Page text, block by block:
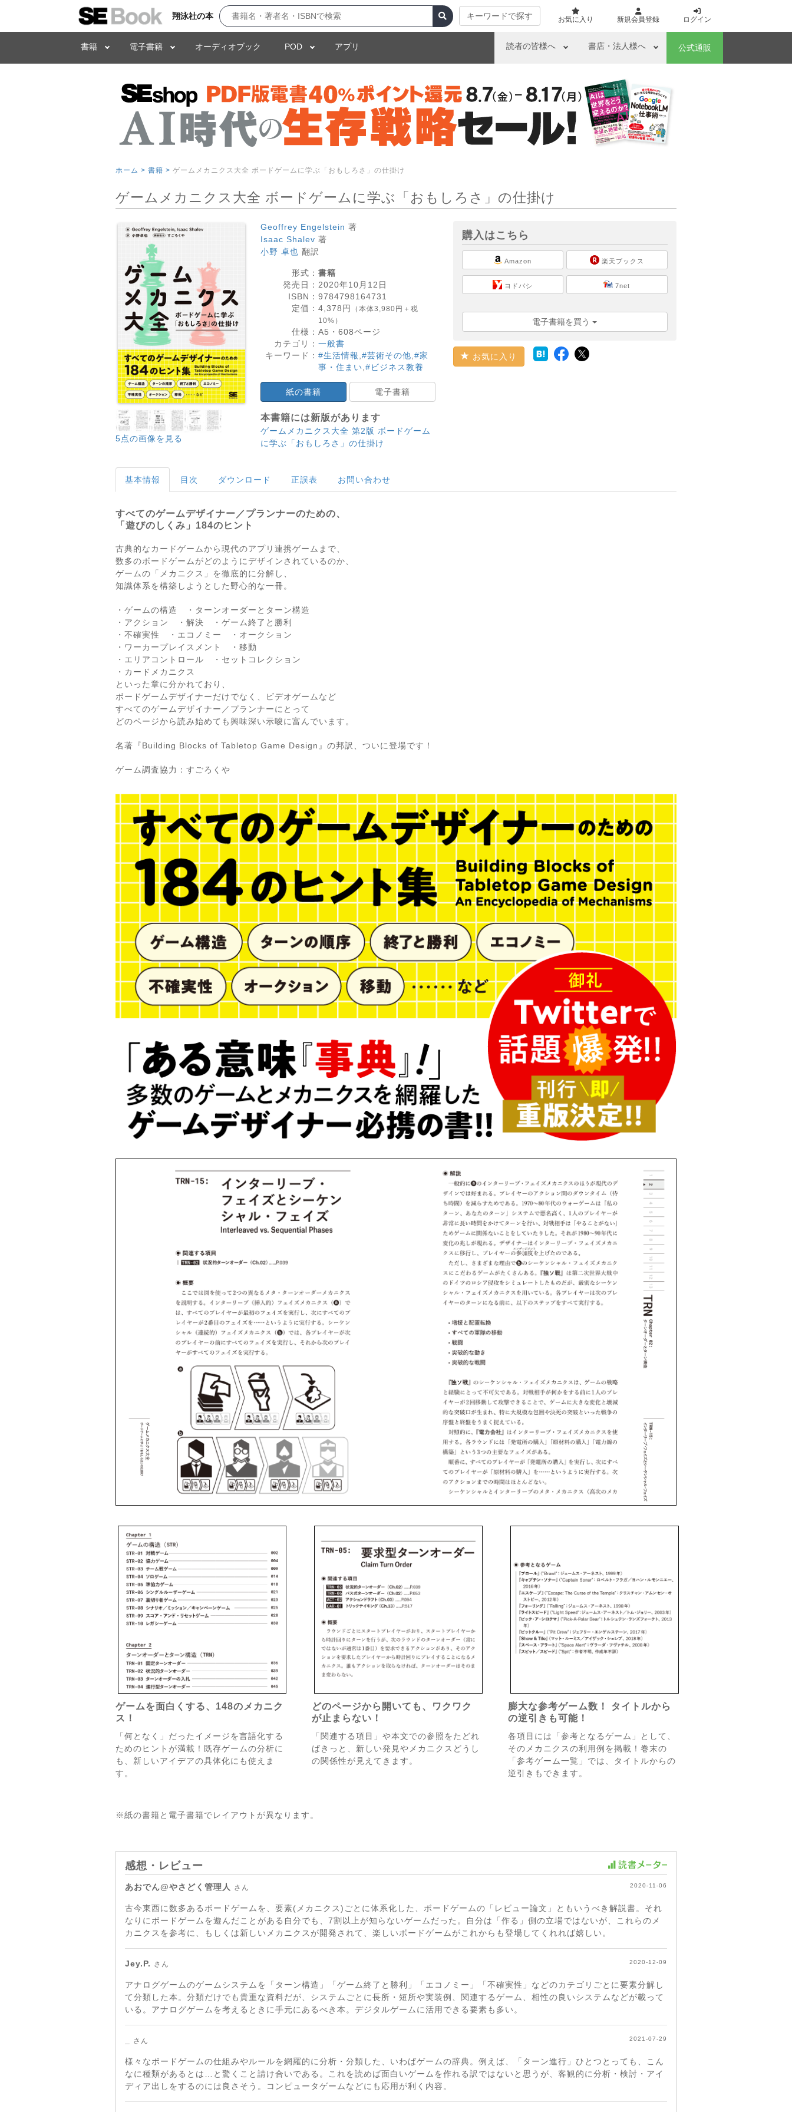
翔泳社の本 キーワードで探す お気に入り 新規会員登録 ログイン
書籍 電子書籍 オーディオブック POD アプリ 読者の皆様へ 書店・法人様へ 公式通販
ホーム > 書籍 > ゲームメカニクス大全 ボードゲームに学ぶ「おもしろさ」の仕掛け
ゲームメカニクス大全 ボードゲームに学ぶ「おもしろさ」の仕掛け
5点の画像を見る
Geoffrey Engelstein 著
Isaac Shalev 著
小野 卓也 翻訳
形式： 書籍
発売日： 2020年10月12日
ISBN： 9784798164731
定価： 4,378 円
（本体3,980円＋税
10%）
仕様： A5・ 608ページ
カテゴリ： 一般書
キーワード： #生活情報 #芸術その他 #家
事・住まい #ビジネス教養
紙の書籍 電子書籍
本書籍には新版があります
ゲームメカニクス大全 第2版 ボードゲーム
に学ぶ「おもしろさ」の仕掛け
購入はこちら
Amazon
ヨドバシ
楽天ブックス
7net
電子書籍を買う
お気に入り
基本情報 目次 ダウンロード 正誤表 お問い合わせ
すべてのゲームデザイナー／プランナーのための、
「遊びのしくみ」184のヒント
古典的なカードゲームから現代のアプリ連携ゲームまで、
数多のボードゲームがどのようにデザインされているのか、
ゲームの「メカニクス」を徹底的に分解し、
知識体系を構築しようとした野心的な一冊。
・ゲームの構造 ・ターンオーダーとターン構造
・アクション ・解決 ・ゲーム終了と勝利
・不確実性 ・エコノミー ・オークション
・ワーカープレイスメント ・移動
・エリアコントロール ・セットコレクション
・カードメカニクス
といった章に分かれており、
ボードゲームデザイナーだけでなく、ビデオゲームなど
すべてのゲームデザイナー／プランナーにとって
どのページから読み始めても興味深い示唆に富んでいます。
名著『Building Blocks of Tabletop Game Design』の邦訳、ついに登場です！
ゲーム調査協力：すごろくや
ゲームを面白くする、148のメカニク
ス！
「何となく」だったイメージを言語化する
ためのヒントが満載！既存ゲームの分析に
も、新しいアイデアの具体化にも使えま
す。
どのページから開いても、ワクワク
が止まらない！
「関連する項目」や本文での参照をたどれ
ばきっと、新しい発見やメカニクスどうし
の関係性が見えてきます。
膨大な参考ゲーム数！ タイトルから
の逆引きも可能！
各項目には「参考となるゲーム」として、
そのメカニクスの利用例を掲載！巻末の
「参考ゲーム一覧」では、タイトルからの
逆引きもできます。
※紙の書籍と電子書籍でレイアウトが異なります。
感想・レビュー
あおでん@やさどく管理人 さん 2020-11-06
古今東西に数多あるボードゲームを、要素(メカニクス)ごとに体系化した、ボードゲームの「レビュー論文」ともいうべき解説書。それ
なりにボードゲームを遊んだことがある自分でも、7割以上が知らないゲームだった。自分は「作る」側の立場ではないが、これらのメ
カニクスを参考に、もしくは新しいメカニクスが開発されて、楽しいボードゲームがこれからも登場してくれれば嬉しい。
Jey.P. さん 2020-12-09
アナログゲームのゲームシステムを「ターン構造」「ゲーム終了と勝利」「エコノミー」「不確実性」などのカテゴリごとに要素分解し
て分類した本。分類だけでも貴重な資料だが、システムごとに長所・短所や実装例、関連するゲーム、相性の良いシステムなどが載って
いる。アナログゲームを考えるときに手元にあるべき本。デジタルゲームに活用できる要素も多い。
さん 2021-07-29
様々なボードゲームの仕組みやルールを網羅的に分析・分類した、いわばゲームの辞典。例えば、「ターン進行」ひとつとっても、こん
なに種類があるとは…と驚くこと請け合いである。これを読めば面白いゲームを作れる訳ではないと思うが、客観的に分析・検討・アイ
ディア出しをするのには良さそう。コンピュータゲームなどにも応用が利く内容。